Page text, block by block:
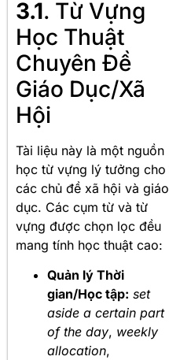
3.1. Từ Vựng
Học Thuật
Chuyên Đề
Giáo Dục/Xã
Hội
Tài liệu này là một nguồn
học từ vựng lý tưởng cho
các chủ đề xã hội và giáo
dục. Các cụm từ và từ
vựng được chọn lọc đều
mang tính học thuật cao:
Quản lý Thời
gian/Học tập: set
aside a certain part
of the day, weekly
allocation,